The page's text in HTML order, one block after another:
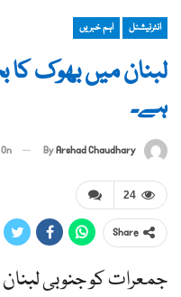
انٹرنیشنل اہم خبریں
لبنان میں بھوک کا
ہے۔
ByArshad Chaudhary
On
24
Share
جمعرات کو جنوبی